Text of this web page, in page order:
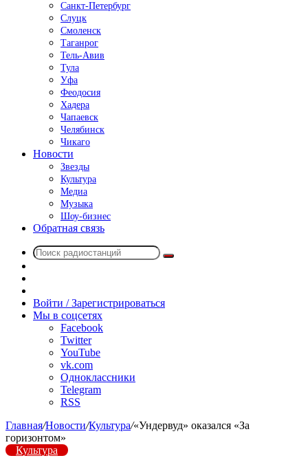
Санкт-Петербург
Слуцк
Смоленск
Таганрог
Тель-Авив
Тула
Уфа
Феодосия
Хадера
Чапаевск
Челябинск
Чикаго
Новости
Звезды
Культура
Медиа
Музыка
Шоу-бизнес
Обратная связь
Поиск
радио
Войти / Зарегистрироваться
Мы в соцсетях
Facebook
Twitter
YouTube
vk.com
Одноклассники
Telegram
RSS
Главная/Новости/Культура/«Ундервуд» оказался «За
горизонтом»
Культура